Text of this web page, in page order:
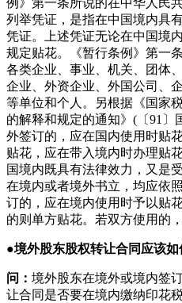
列举凭证，是指在中国境内具
凭证。上述凭证无论在中国境
规定贴花。《暂行条例》第一
各类企业、事业、机关、团体
企业、外资企业、外国公司、
等单位和个人。另根据《国家
的解释和规定的通知》(〔91〕
外签订的，应在国内使用时贴
贴花，应在带入境内时办理贴
国境内既具有法律效力，又是
在境内或者境外书立，均应依
订的，应在境内使用时予以贴
的则单方贴花。若双方使用的
●境外股东股权转让合同应该如
问： 境外股东在境外或境内签
让合同是否要在境内缴纳印花